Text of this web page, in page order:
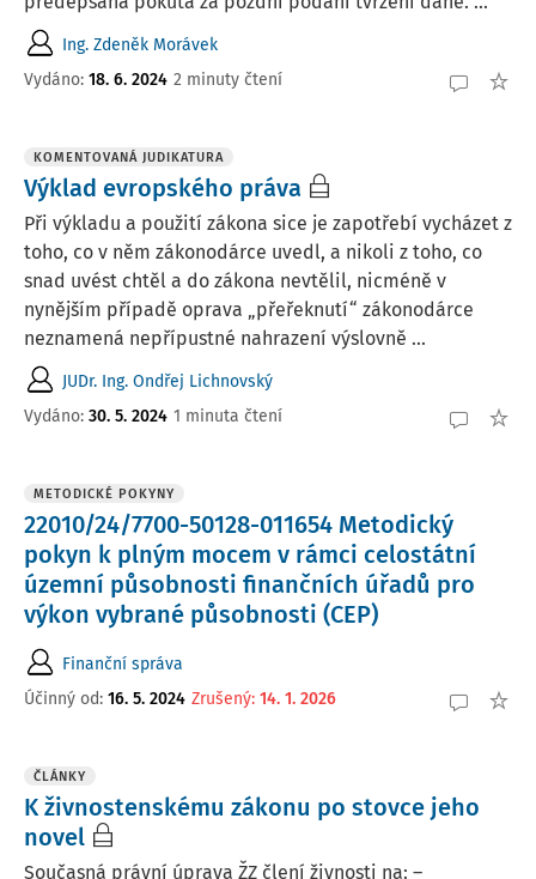
Ing. Zdeněk Morávek
Vydáno: 18. 6. 2024 2 minuty čtení
KOMENTOVANÁ JUDIKATURA
Výklad evropského práva
Při výkladu a použití zákona sice je zapotřebí vycházet z
toho, co v něm zákonodárce uvedl, a nikoli z toho, co
snad uvést chtěl a do zákona nevtělil, nicméně v
nynějším případě oprava „přeřeknutí“ zákonodárce
neznamená nepřípustné nahrazení výslovně ...
JUDr. Ing. Ondřej Lichnovský
Vydáno: 30. 5. 2024 1 minuta čtení
METODICKÉ POKYNY
22010/24/7700-50128-011654 Metodický
pokyn k plným mocem v rámci celostátní
územní působnosti finančních úřadů pro
výkon vybrané působnosti (CEP)
Finanční správa
Účinný od: 16. 5. 2024 Zrušený: 14. 1. 2026
ČLÁNKY
K živnostenskému zákonu po stovce jeho
novel
Současná právní úprava ŽZ člení živnosti na: –